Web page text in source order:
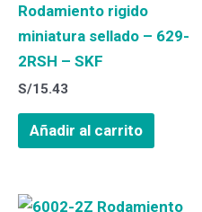
Rodamiento rigido
miniatura sellado – 629-
2RSH – SKF
S/15.43
Añadir al carrito